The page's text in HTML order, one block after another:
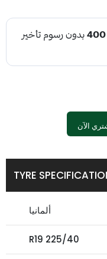
الآن
TYRE
ألمانيا
225/40 R19